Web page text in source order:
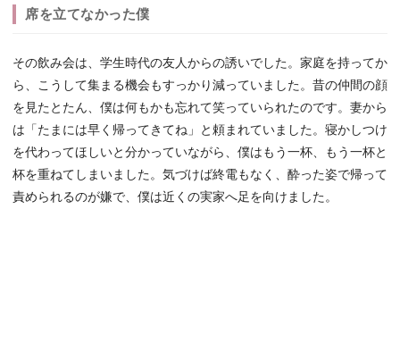
席を立てなかった僕
その飲み会は、学生時代の友人からの誘いでした。家庭を持ってか
ら、こうして集まる機会もすっかり減っていました。昔の仲間の顔
を見たとたん、僕は何もかも忘れて笑っていられたのです。妻から
は「たまには早く帰ってきてね」と頼まれていました。寝かしつけ
を代わってほしいと分かっていながら、僕はもう一杯、もう一杯と
杯を重ねてしまいました。気づけば終電もなく、酔った姿で帰って
責められるのが嫌で、僕は近くの実家へ足を向けました。